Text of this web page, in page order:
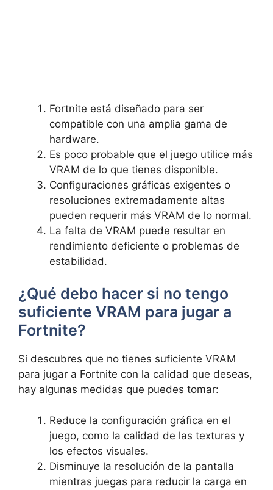
Fortnite está diseñado para ser
compatible con una amplia gama de
hardware.
Es poco probable que el juego utilice más
VRAM de lo que tienes disponible.
Configuraciones gráficas exigentes o
resoluciones extremadamente altas
pueden requerir más VRAM de lo normal.
La falta de VRAM puede resultar en
rendimiento deficiente o problemas de
estabilidad.
¿Qué debo hacer si no tengo
suficiente VRAM para jugar a
Fortnite?
Si descubres que no tienes suficiente VRAM
para jugar a Fortnite con la calidad que deseas,
hay algunas medidas que puedes tomar:
Reduce la configuración gráfica en el
juego, como la calidad de las texturas y
los efectos visuales.
Disminuye la resolución de la pantalla
mientras juegas para reducir la carga en